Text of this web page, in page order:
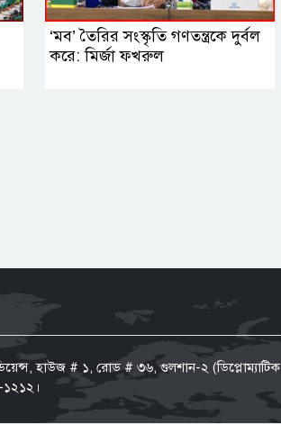
‘মব’ তৈরির সংস্কৃতি গণতন্ত্রকে দুর্বল
করে: মির্জা ফখরুল
হাউজ # ১, রোড # ৩৬, গুলশান-২ (ডিপ্লোম্যাটিক
১২১২।